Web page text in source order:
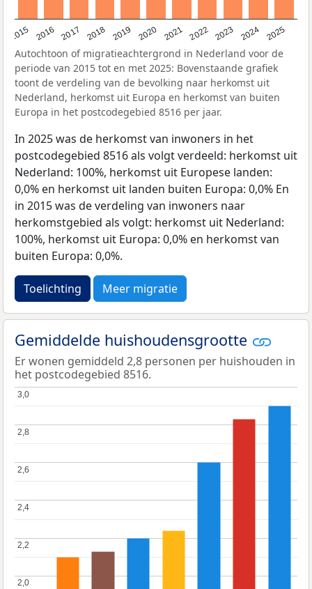
2015 2016 2017 2018 2019 2020 2021 2022 2023 2024 2025
Autochtoon of migratieachtergrond in Nederland voor de
periode van 2015 tot en met 2025: Bovenstaande grafiek
toont de verdeling van de bevolking naar herkomst uit
Nederland, herkomst uit Europa en herkomst van buiten
Europa in het postcodegebied 8516 per jaar.
In 2025 was de herkomst van inwoners in het
postcodegebied 8516 als volgt verdeeld: herkomst uit
Nederland: 100%, herkomst uit Europese landen:
0,0% en herkomst uit landen buiten Europa: 0,0% En
in 2015 was de verdeling van inwoners naar
herkomstgebied als volgt: herkomst uit Nederland:
100%, herkomst uit Europa: 0,0% en herkomst van
buiten Europa: 0,0%.
Toelichting Meer migratie
Gemiddelde huishoudensgrootte
Er wonen gemiddeld 2,8 personen per huishouden in
het postcodegebied 8516.
2,0
2,0
2,2
2,2
2,4
2,4
2,6
2,6
2,8
2,8
3,0
3,0